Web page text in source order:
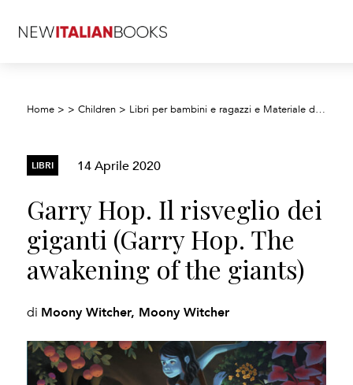
Home > >Children > Libri per bambini e ragazzi e Materiale didattico
LIBRI 14 Aprile 2020
Garry Hop. Il risveglio dei
giganti (Garry Hop. The
awakening of the giants)
di Moony Witcher, Moony Witcher